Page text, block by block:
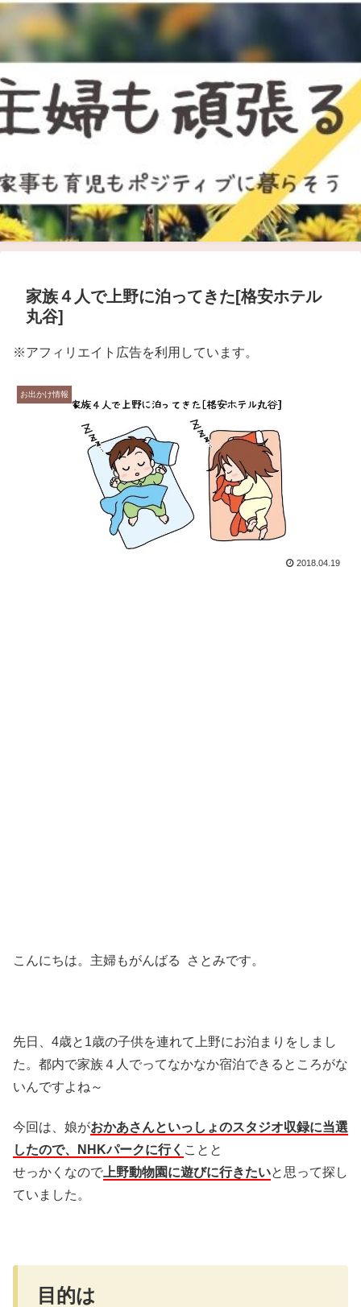
家族４人で上野に泊ってきた[格安ホテル
丸谷]
※アフィリエイト広告を利用しています。
お出かけ情報
2018.04.19
こんにちは。主婦もがんばる さとみです。
先日、4歳と1歳の子供を連れて上野にお泊まりをしまし
た。都内で家族４人でってなかなか宿泊できるところがな
いんですよね～
今回は、娘がおかあさんといっしょのスタジオ収録に当選
したので、NHKパークに行く ことと
せっかくなので 上野動物園に遊びに行きたいと思って探し
ていました。
目的は